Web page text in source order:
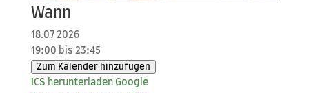
Wann
18.07 2026
19:00 bis 23:45
Zum Kalender hinzufügen
ICS her­un­ter­la­den Goog­le